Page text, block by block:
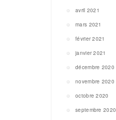
avril 2021
mars 2021
février 2021
janvier 2021
décembre 2020
novembre 2020
octobre 2020
septembre 2020